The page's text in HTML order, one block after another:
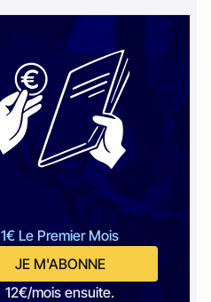
1€ Le Premier Mois
JE M'ABONNE
12€/mois ensuite.